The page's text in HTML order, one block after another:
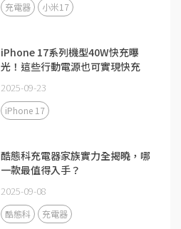
充電器 小米17
iPhone 17系列機型40W快充曝
光！這些行動電源也可實現快充
2025-09-23
iPhone 17
酷態科充電器家族實力全揭曉，哪
一款最值得入手？
2025-09-08
酷態科 充電器